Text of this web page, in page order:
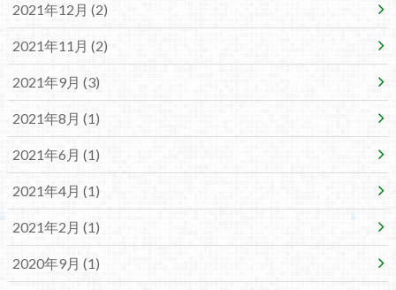
2021年12月 (2)
2021年11月 (2)
2021年9月 (3)
2021年8月 (1)
2021年6月 (1)
2021年4月 (1)
2021年2月 (1)
2020年9月 (1)